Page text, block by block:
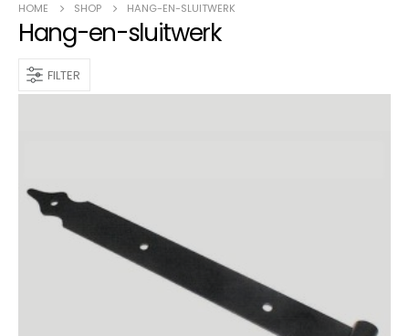
HOME SHOP HANG-EN-SLUITWERK
Hang-en-sluitwerk
FILTER